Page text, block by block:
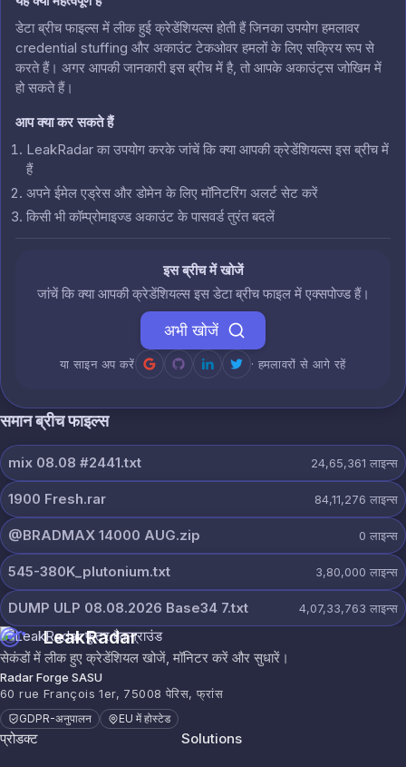
डेटा ब्रीच फाइल्स में लीक हुई क्रेडेंशियल्स होती हैं जिनका उपयोग हमलावर
credential stuffing और अकाउंट टेकओवर हमलों के लिए सक्रिय रूप से
करते हैं। अगर आपकी जानकारी इस ब्रीच में है, तो आपके अकाउंट्स जोखिम में
हो सकते हैं।
आप क्या कर सकते हैं
LeakRadar का उपयोग करके जांचें कि क्या आपकी क्रेडेंशियल्स इस ब्रीच में
हैं
अपने ईमेल एड्रेस और डोमेन के लिए मॉनिटरिंग अलर्ट सेट करें
किसी भी कॉम्प्रोमाइज्ड अकाउंट के पासवर्ड तुरंत बदलें
इस ब्रीच में खोजें
जांचें कि क्या आपकी क्रेडेंशियल्स इस डेटा ब्रीच फाइल में एक्सपोज्ड हैं।
अभी खोजें
या साइन अप करें · हमलावरों से आगे रहें
समान ब्रीच फाइल्स
mix 08.08 #2441.txt 24,65,361 लाइन्स
1900 Fresh.rar 84,11,276 लाइन्स
@BRADMAX 14000 AUG.zip 0 लाइन्स
545-380K_plutonium.txt 3,80,000 लाइन्स
DUMP ULP 08.08.2026 Base34 7.txt 4,07,33,763 लाइन्स
LeakRadar
सेकंडों में लीक हुए क्रेडेंशियल खोजें, मॉनिटर करें और सुधारें।
Radar Forge SASU
60 rue François 1er, 75008 पेरिस, फ्रांस
GDPR-अनुपालन EU में होस्टेड
प्रोडक्ट Solutions